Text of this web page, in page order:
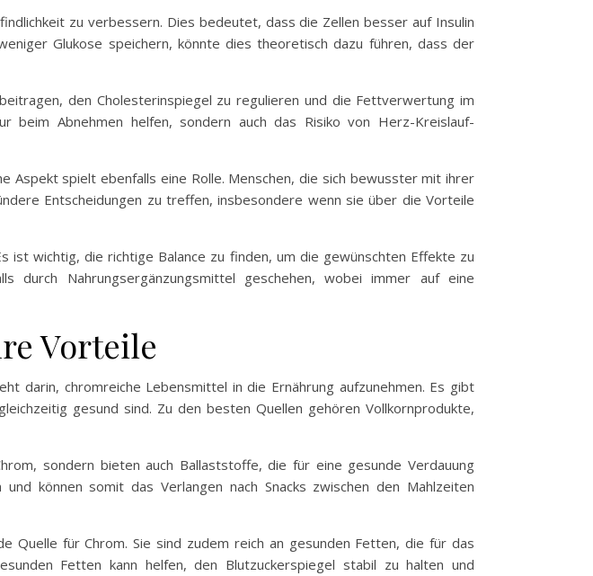
zu verbessern. Dies bedeutet, dass die Zellen besser auf Insulin
Glukose speichern, könnte dies theoretisch dazu führen, dass der
den Cholesterinspiegel zu regulieren und die Fettverwertung im
beim Abnehmen helfen, sondern auch das Risiko von Herz-Kreislauf-
Aspekt spielt ebenfalls eine Rolle. Menschen, die sich bewusster mit ihrer
Entscheidungen zu treffen, insbesondere wenn sie über die Vorteile
ist wichtig, die richtige Balance zu finden, um die gewünschten Effekte zu
durch Nahrungsergänzungsmittel geschehen, wobei immer auf eine
Vorteile
darin, chromreiche Lebensmittel in die Ernährung aufzunehmen. Es gibt
gesund sind. Zu den besten Quellen gehören Vollkornprodukte,
sondern bieten auch Ballaststoffe, die für eine gesunde Verdauung
können somit das Verlangen nach Snacks zwischen den Mahlzeiten
Quelle für Chrom. Sie sind zudem reich an gesunden Fetten, die für das
Fetten kann helfen, den Blutzuckerspiegel stabil zu halten und